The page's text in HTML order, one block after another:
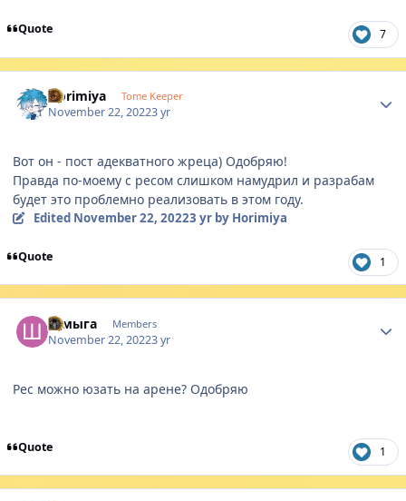
Quote 7
Horimiya Tome Keeper
November 22, 20223 yr
Вот он - пост адекватного жреца) Одобряю!
Правда по-моему с ресом слишком намудрил и разрабам
будет это проблемно реализовать в этом году.
Edited November 22, 20223 yrby Horimiya
Quote 1
Шмыга Members
November 22, 20223 yr
Рес можно юзать на арене? Одобряю
Quote 1